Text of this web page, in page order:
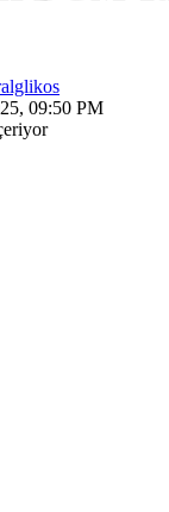
09:50 PM